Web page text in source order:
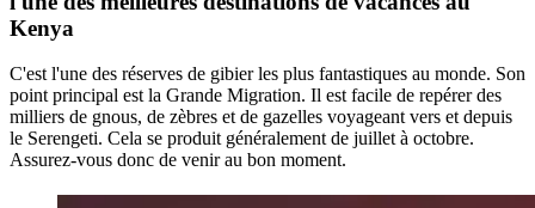
Kenya
C'est l'une des réserves de gibier les plus fantastiques au monde. Son
point principal est la Grande Migration. Il est facile de repérer des
milliers de gnous, de zèbres et de gazelles voyageant vers et depuis
le Serengeti. Cela se produit généralement de juillet à octobre.
Assurez-vous donc de venir au bon moment.